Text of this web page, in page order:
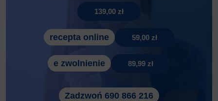
139,00 zł
recepta online 59,00 zł
e zwolnienie 89,99 zł
Zadzwoń 690 866 216